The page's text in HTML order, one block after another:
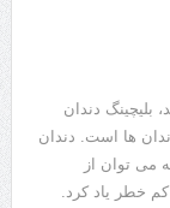
بلیچینگ دندان
ها است. دندان
می توان از
خطر یاد کرد.